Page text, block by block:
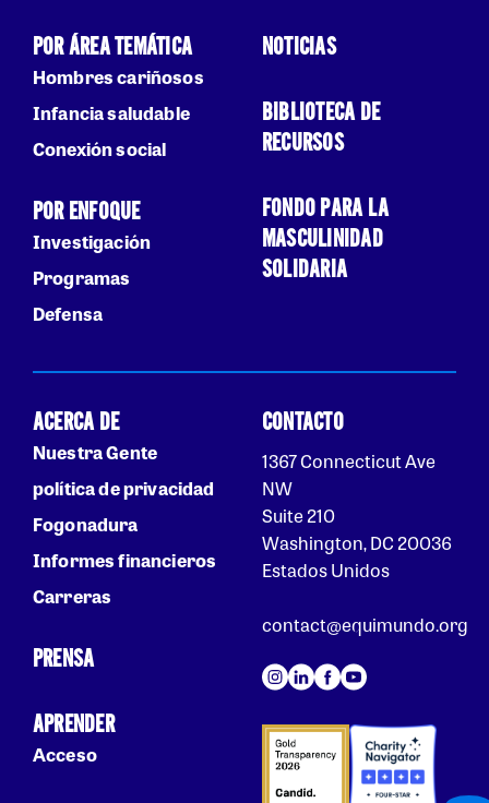
POR ÁREA TEMÁTICA
Hombres cariñosos
Infancia saludable
Conexión social
POR ENFOQUE
Investigación
Programas
Defensa
NOTICIAS
BIBLIOTECA DE
RECURSOS
FONDO PARA LA
MASCULINIDAD
SOLIDARIA
ACERCA DE
Nuestra Gente
política de privacidad
Fogonadura
Informes financieros
Carreras
PRENSA
APRENDER
Acceso
CONTACTO
1367 Connecticut Ave
NW
Suite 210
Washington, DC 20036
Estados Unidos
contact@equimundo.org